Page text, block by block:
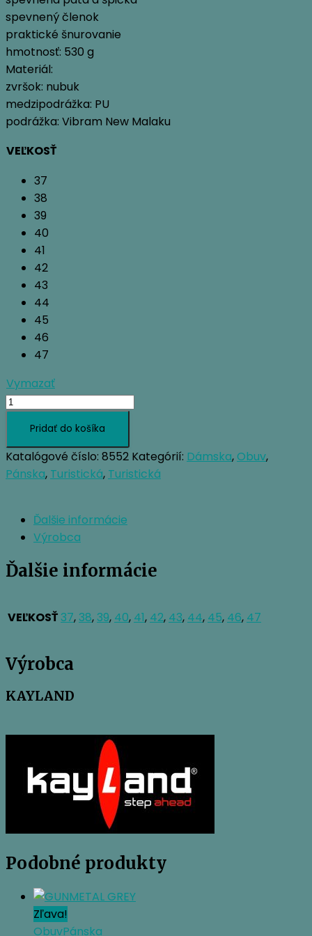
spevnený členok
praktické šnurovanie
hmotnosť: 530 g
Materiál:
zvršok: nubuk
medzipodrážka: PU
podrážka: Vibram New Malaku
VEĽKOSŤ
37
38
39
40
41
42
43
44
45
46
47
Vymazať
množstvo
STARLAND
GTX
Pridať do košíka
Katalógové číslo: 8552 Kategórií: Dámska,Obuv,
Pánska, Turistická, Turistická
Ďalšie informácie
Výrobca
Ďalšie informácie
VEĽKOSŤ37,38,39, 40, 41, 42, 43, 44, 45, 46, 47
Výrobca
KAYLAND
Podobné produkty
Zľava!
ObuvPánska